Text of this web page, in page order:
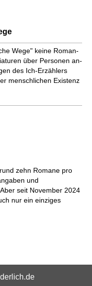
Wege" keine Roman­
über Personen an­
des Ich-Erzählers
menschlichen Existenz
zehn Romane pro
und
seit November 2024
nur ein einziges